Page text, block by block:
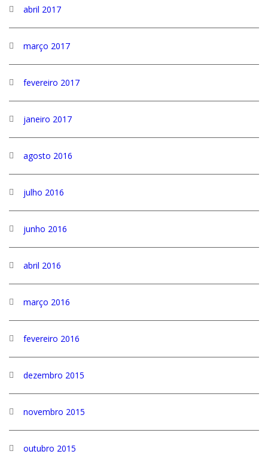
abril 2017
março 2017
fevereiro 2017
janeiro 2017
agosto 2016
julho 2016
junho 2016
abril 2016
março 2016
fevereiro 2016
dezembro 2015
novembro 2015
outubro 2015